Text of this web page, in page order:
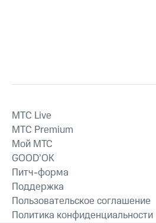
MTС Live
MTС Premium
Мой МТС
GOOD’OK
Питч-форма
Поддержка
Пользовательское соглашение
Политика конфиденциальности